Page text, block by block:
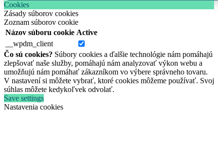
Cookies
Zásady súborov cookies
Zoznam súborov cookie
Názov súboru cookie Active
__wpdm_client
Čo sú cookies? Súbory cookies a ďalšie technológie nám pomáhajú
zlepšovať naše služby, pomáhajú nám analyzovať výkon webu a
umožňujú nám pomáhať zákazníkom vo výbere správneho tovaru.
V nastavení si môžete vybrať, ktoré cookies môžeme používať. Svoj
súhlas môžete kedykoľvek odvolať.
Save settings
Nastavenia cookies